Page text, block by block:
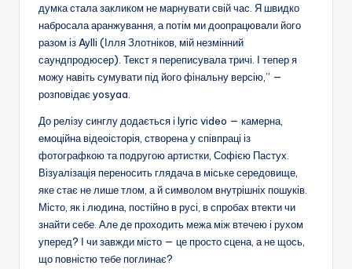
думка стала закликом не марнувати свій час. Я швидко
набросала аранжування, а потім ми доопрацювали його
разом із Aylli (Ілля Злотніков, мій незмінний
саундпродюсер). Текст я переписувала тричі. І тепер я
можу навіть сумувати під його фінальну версію,” —
розповідає yosyaa.
До релізу синглу додається і lyric video — камерна,
емоційна відеоісторія, створена у співпраці із
фотографкою та подругою артистки, Софією Пастух.
Візуалізація переносить глядача в міське середовище,
яке стає не лише тлом, а й символом внутрішніх пошуків.
Місто, як і людина, постійно в русі, в спробах втекти чи
знайти себе. Але де проходить межа між втечею і рухом
уперед? І чи завжди місто — це просто сцена, а не щось,
що повністю тебе поглинає?